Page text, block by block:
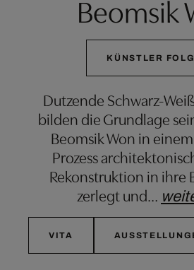
Beomsik
KÜNSTLER
Dutzende Schwarz-
bilden die Grundlage
Beomsik Won in
Prozess
Rekonstruktion in ihre
zerlegt und…
VITA